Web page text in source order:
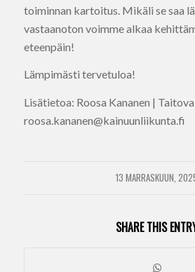
toiminnan kartoitus. Mikäli se saa
vastaanoton voimme alkaa
eteenpäin!
Lämpimästi tervetuloa!
Lisätietoa: Roosa Kananen |
roosa.kananen@kainuunliikunta.fi
13 MARRASKUUN,
SHARE THIS